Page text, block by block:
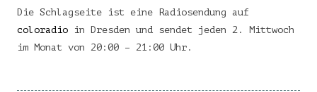
Die Schlagseite ist eine Radiosendung auf
coloradio in Dresden und sendet jeden 2. Mittwoch
im Monat von 20:00 – 21:00 Uhr.